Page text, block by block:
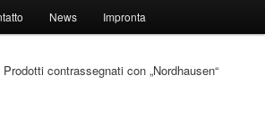
News Impronta
Prodotti contrassegnati con „Nordhausen“